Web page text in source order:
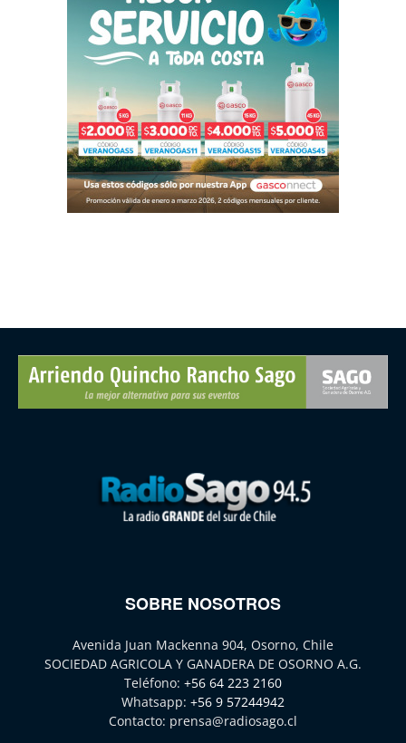
SOBRE NOSOTROS
Avenida Juan Mackenna 904, Osorno, Chile
SOCIEDAD AGRICOLA Y GANADERA DE OSORNO A.G.
Teléfono: +56 64 223 2160
Whatsapp: +56 9 57244942
Contacto: prensa@radiosago.cl